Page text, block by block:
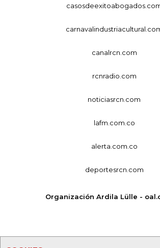
canalrcn.com
rcnradio.com
noticiasrcn.com
lafm.com.co
alerta.com.co
deportesrcn.com
Organización Ardila Lülle -